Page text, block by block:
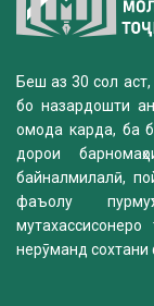
Беш аз 30 сол аст,
бо назардошти
омода карда, ба
дорои
байналмилалӣ,
фаъолу
нерӯманд